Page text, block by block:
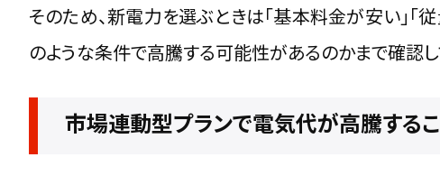
そのため、新電力を選ぶときは「基本料金が安い」
のような条件で高騰する可能性があるのかまで確認し
市場連動型プランで電気代が高騰する